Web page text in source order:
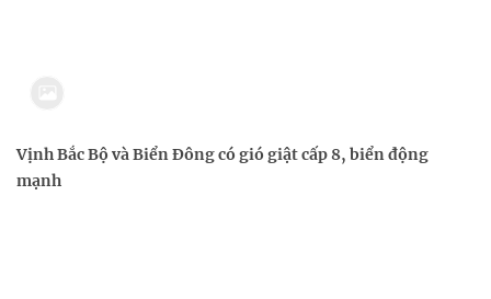
Vịnh Bắc Bộ và Biển Đông có gió giật cấp 8, biển động
mạnh